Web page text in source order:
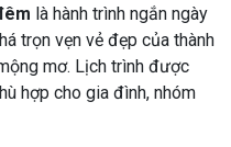
là hành trình ngắn ngày
trọn vẹn vẻ đẹp của thành
mơ. Lịch trình được
hợp cho gia đình, nhóm